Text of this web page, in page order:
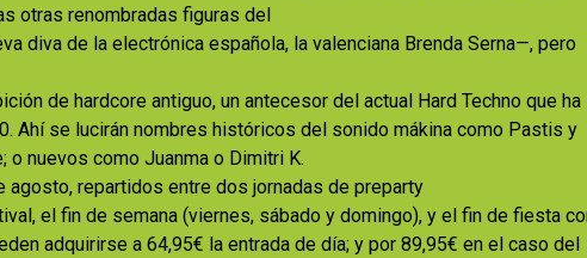
otras renombradas figuras del
diva de la electrónica española, la valenciana Brenda Serna—, pero
de hardcore antiguo, un antecesor del actual Hard Techno que ha
Ahí se lucirán nombres históricos del sonido mákina como Pastis y
o nuevos como Juanma o Dimitri K.
agosto, repartidos entre dos jornadas de preparty
el fin de semana (viernes, sábado y domingo), y el fin de fiesta
adquirirse a 64,95€ la entrada de día; y por 89,95€ en el caso del